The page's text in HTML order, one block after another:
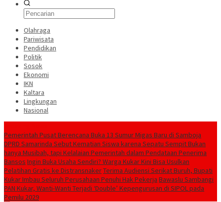
Olahraga
Pariwisata
Pendidikan
Politik
Sosok
Ekonomi
IKN
Kaltara
Lingkungan
Nasional
Pemerintah Pusat Berencana Buka 13 Sumur Migas Baru di Samboja
DPRD Samarinda Sebut Kematian Siswa karena Sepatu Sempit Bukan
hanya Musibah, tapi Kelalaian Pemerintah dalam Pendataan Penerima
Bansos Ingin Buka Usaha Sendiri? Warga Kukar Kini Bisa Usulkan
Pelatihan Gratis ke DistransnakerTerima Audiensi Serikat Buruh, Bupati
Kukar Imbau Seluruh Perusahaan Penuhi Hak Pekerja Bawaslu Sambangi
PAN Kukar, Wanti-Wanti Terjadi ‘Double’ Kepengurusan di SIPOL pada
Pemilu 2029